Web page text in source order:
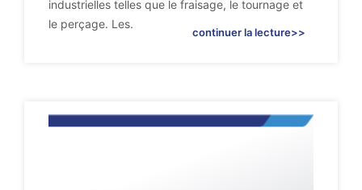
industrielles telles que le fraisage, le tournage et
le perçage. Les.
continuer la lecture>>